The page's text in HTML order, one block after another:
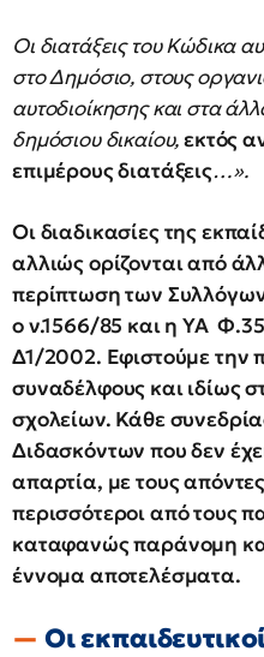
Οι διατάξεις του Κώδικα
στο Δημόσιο, στους
αυτοδιοίκησης και στα
δημόσιου δικαίου,εκτός
επιμέρους διατάξεις…».
Οι διαδικασίες της
αλλιώς ορίζονται από
περίπτωση των
ο ν.1566/85 και η ΥΑ
Δ1/2002. Εφιστούμε την
συναδέλφους και ιδίως
σχολείων. Κάθε
Διδασκόντων που δεν
απαρτία, με τους
περισσότεροι από τους
καταφανώς παράνομη
έννομα αποτελέσματα.
Οι